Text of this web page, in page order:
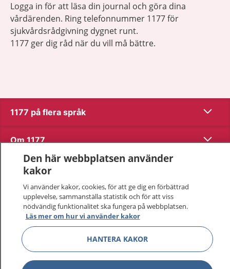
Logga in för att läsa din journal och göra dina
vårdärenden. Ring telefonnummer 1177 för
sjukvårdsrådgivning dygnet runt.
1177 ger dig råd när du vill må bättre.
1177 på flera språk Visa
Om 1177 Visa
Kontakt
Behandling av personuppgifter
Hantering av kakor
Inställningar för kakor
Den här webbplatsen använder
kakor
Vi använder kakor, cookies, för att ge dig en förbättrad
upplevelse, sammanställa statistik och för att viss
nödvändig funktionalitet ska fungera på webbplatsen.
Läs mer om hur vi använder kakor
HANTERA KAKOR